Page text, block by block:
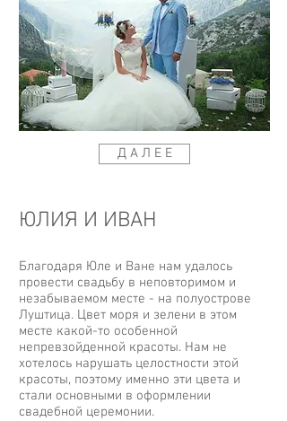
Д А Л Е Е
ЮЛИЯ И ИВАН
Благодаря Юле и Ване нам удалось
провести свадьбу в неповторимом и
незабываемом месте - на полуострове
Луштица. Цвет моря и зелени в этом
месте какой-то особенной
непревзойденной красоты. Нам не
хотелось нарушать целостности этой
красоты, поэтому именно эти цвета и
стали основными в оформлении
свадебной церемонии.